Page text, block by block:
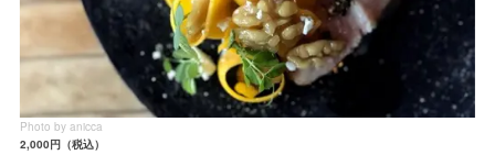
Photo by anicca
2,000円（税込）